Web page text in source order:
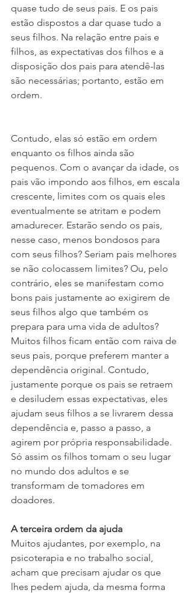
quase tudo de seus pais. E os pais
estão dispostos a dar quase tudo a
seus filhos. Na relação entre pais e
filhos, as expectativas dos filhos e a
disposição dos pais para atendê-las
são necessárias; portanto, estão em
ordem.
Contudo, elas só estão em ordem
enquanto os filhos ainda são
pequenos. Com o avançar da idade, os
pais vão impondo aos filhos, em escala
crescente, limites com os quais eles
eventualmente se atritam e podem
amadurecer. Estarão sendo os pais,
nesse caso, menos bondosos para
com seus filhos? Seriam pais melhores
se não colocassem limites? Ou, pelo
contrário, eles se manifestam como
bons pais justamente ao exigirem de
seus filhos algo que também os
prepara para uma vida de adultos?
Muitos filhos ficam então com raiva de
seus pais, porque preferem manter a
dependência original. Contudo,
justamente porque os pais se retraem
e desiludem essas expectativas, eles
ajudam seus filhos a se livrarem dessa
dependência e, passo a passo, a
agirem por própria responsabilidade.
Só assim os filhos tomam o seu lugar
no mundo dos adultos e se
transformam de tomadores em
doadores.
A terceira ordem da ajuda
Muitos ajudantes, por exemplo, na
psicoterapia e no trabalho social,
acham que precisam ajudar os que
lhes pedem ajuda, da mesma forma